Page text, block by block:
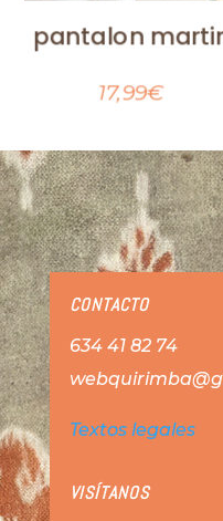
pantalon
17,99€
CONTACTO
634 41 82 74
Textos legales
VISÍTANOS